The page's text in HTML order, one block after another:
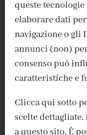
queste
elaborare dati
navigazione o gli
annunci (non)
consenso può
caratteristiche e
Clicca qui sotto
scelte
a questo sito. È
ACCEDI / REGISTRATI